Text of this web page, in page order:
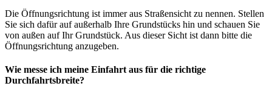
Die Öffnungsrichtung ist immer aus Straßensicht zu nennen. Stellen
Sie sich dafür auf außerhalb Ihre Grundstücks hin und schauen Sie
von außen auf Ihr Grundstück. Aus dieser Sicht ist dann bitte die
Öffnungsrichtung anzugeben.
Wie messe ich meine Einfahrt aus für die richtige
Durchfahrtsbreite?